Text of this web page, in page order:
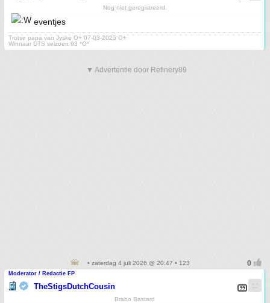
Nog niet geregistreerd.
eventjes
Trotse papa van Jyske O+ 07-03-2025 O+
Winnaar DTS seizoen 93 *O*
▼ Advertentie door Refinery89
• zaterdag 4 juli 2026 @ 20:47 • 123
Moderator / Redactie FP
TheStigsDutchCousin
Brabo Bastard